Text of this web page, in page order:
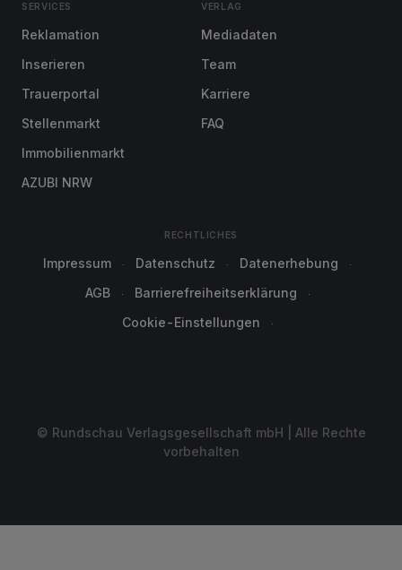
SERVICES
Reklamation
Inserieren
Trauerportal
Stellenmarkt
Immobilienmarkt
AZUBI NRW
VERLAG
Mediadaten
Team
Karriere
FAQ
RECHTLICHES
Impressum Datenschutz
Datenerhebung
AGB
Barrierefreiheitserklärung
Cookie-Einstellungen
© Rundschau Verlagsgesellschaft mbH | Alle Rechte
vorbehalten